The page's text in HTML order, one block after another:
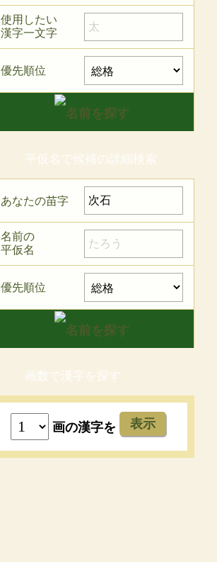
使用したい
漢字一文字
優先順位
平仮名で候補の詳細検索
あなたの苗字
名前の
平仮名
優先順位
画数で漢字を探す
画の漢字を 表示